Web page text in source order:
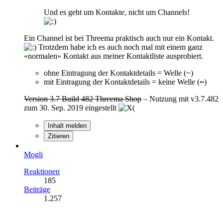
Und es geht um Kontakte, nicht um Channels!
Ein Channel ist bei Threema praktisch auch nur ein Kontakt.
Trotzdem habe ich es auch noch mal mit einem ganz
«normalen» Kontakt aus meiner Kontaktliste ausprobiert.
ohne Eintragung der Kontaktdetails = Welle (~)
mit Eintragung der Kontaktdetails = keine Welle (~)
Version 3.7 Build 482 Threema Shop – Nutzung mit v3.7.482
zum 30. Sep. 2019 eingestellt
Inhalt melden
Zitieren
Mogli
Reaktionen
185
Beiträge
1.257